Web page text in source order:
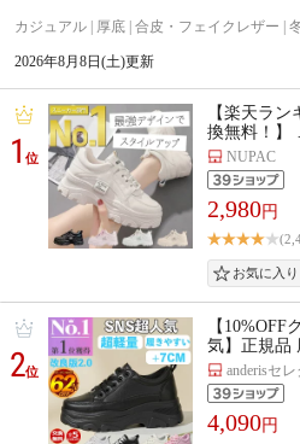
カジュアル | 厚底 | 合皮・フェイクレザー |
2026年8月8日(土)更新
1位
【楽天ラ
換無料！】
NUPAC
2,980円
2位
【10%OFF
気】正規品
anderisセ
4,090円